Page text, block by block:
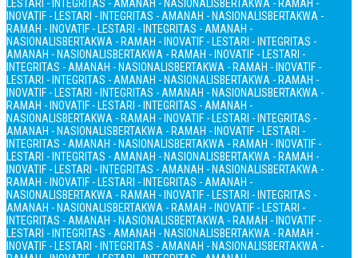
LESTARI - INTEGRITAS - AMANAH - NASIONALISBERTAKWA - RAMAH -
INOVATIF - LESTARI - INTEGRITAS - AMANAH - NASIONALISBERTAKWA -
RAMAH - INOVATIF - LESTARI - INTEGRITAS - AMANAH -
NASIONALISBERTAKWA - RAMAH - INOVATIF - LESTARI - INTEGRITAS -
AMANAH - NASIONALISBERTAKWA - RAMAH - INOVATIF - LESTARI -
INTEGRITAS - AMANAH - NASIONALISBERTAKWA - RAMAH - INOVATIF -
LESTARI - INTEGRITAS - AMANAH - NASIONALISBERTAKWA - RAMAH -
INOVATIF - LESTARI - INTEGRITAS - AMANAH - NASIONALISBERTAKWA -
RAMAH - INOVATIF - LESTARI - INTEGRITAS - AMANAH -
NASIONALISBERTAKWA - RAMAH - INOVATIF - LESTARI - INTEGRITAS -
AMANAH - NASIONALISBERTAKWA - RAMAH - INOVATIF - LESTARI -
INTEGRITAS - AMANAH - NASIONALISBERTAKWA - RAMAH - INOVATIF -
LESTARI - INTEGRITAS - AMANAH - NASIONALISBERTAKWA - RAMAH -
INOVATIF - LESTARI - INTEGRITAS - AMANAH - NASIONALISBERTAKWA -
RAMAH - INOVATIF - LESTARI - INTEGRITAS - AMANAH -
NASIONALISBERTAKWA - RAMAH - INOVATIF - LESTARI - INTEGRITAS -
AMANAH - NASIONALISBERTAKWA - RAMAH - INOVATIF - LESTARI -
INTEGRITAS - AMANAH - NASIONALISBERTAKWA - RAMAH - INOVATIF -
LESTARI - INTEGRITAS - AMANAH - NASIONALISBERTAKWA - RAMAH -
INOVATIF - LESTARI - INTEGRITAS - AMANAH - NASIONALISBERTAKWA -